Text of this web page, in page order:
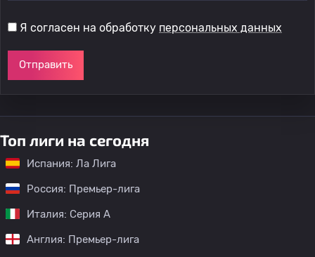
Я согласен на обработку персональных данных
Отправить
Топ лиги на сегодня
Испания: Ла Лига
Россия: Премьер-лига
Италия: Серия А
Англия: Премьер-лига